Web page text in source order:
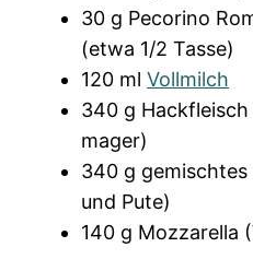
30 g Pecorino
(etwa 1/2 Tasse)
120 ml Vollmilch
340 g
mager)
340 g gemischtes
und Pute)
140 g Mozzarella